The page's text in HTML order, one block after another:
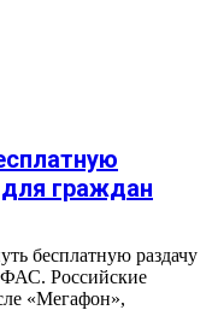
граждан
бесплатную раздачу
ФАС. Российские
«Мегафон»,